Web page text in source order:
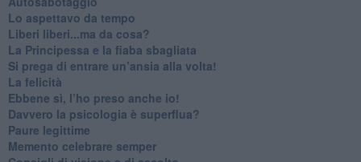
​Lo aspettavo da tempo
​Liberi liberi...ma da cosa?
​La Principessa e la fiaba sbagliata
Si prega di entrare un’ansia alla volta!
​La felicità
​Ebbene sì, l’ho preso anche io!
​Davvero la psicologia è superflua?
Paure legittime
​Memento celebrare semper